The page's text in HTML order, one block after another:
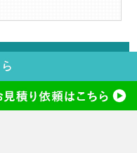
all rights reserved.